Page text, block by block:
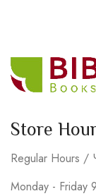
Store
Regular Hours /
Monday - Friday